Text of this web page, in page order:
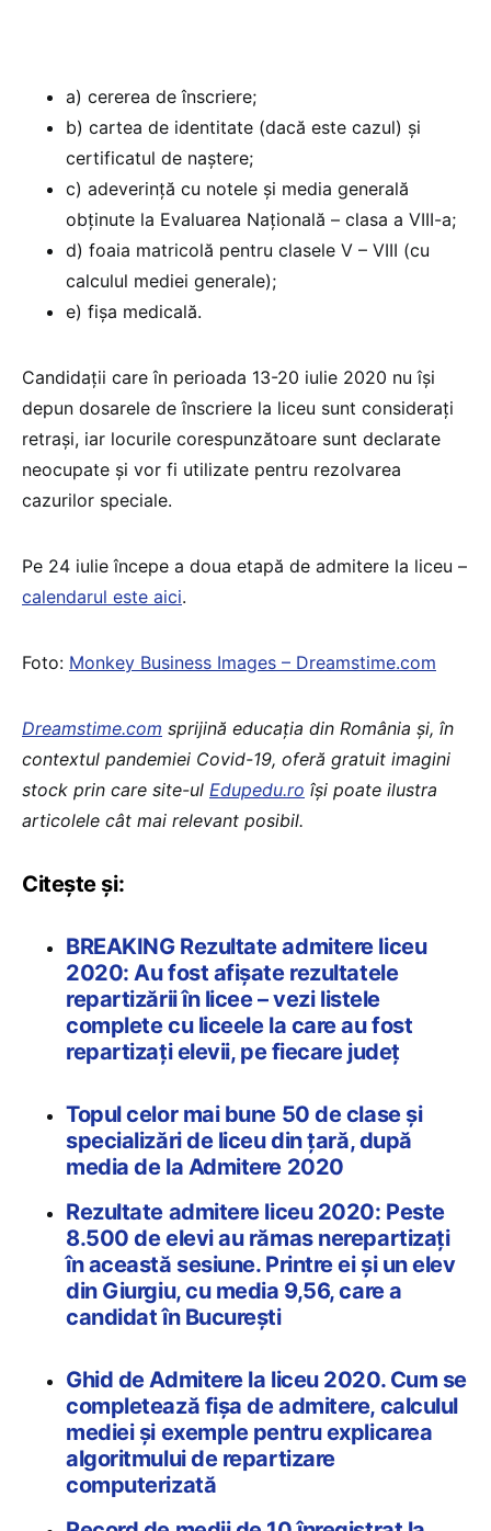
a) cererea de înscriere;
b) cartea de identitate (dacă este cazul) şi
certificatul de naştere;
c) adeverinţă cu notele şi media generală
obţinute la Evaluarea Naţională – clasa a VIII-a;
d) foaia matricolă pentru clasele V – VIII (cu
calculul mediei generale);
e) fişa medicală.
Candidaţii care în perioada 13-20 iulie 2020 nu îşi
depun dosarele de înscriere la liceu sunt consideraţi
retraşi, iar locurile corespunzătoare sunt declarate
neocupate şi vor fi utilizate pentru rezolvarea
cazurilor speciale.
Pe 24 iulie începe a doua etapă de admitere la liceu –
calendarul este aici.
Foto: Monkey Business Images – Dreamstime.com
Dreamstime.com sprijină educaţia din România şi, în
contextul pandemiei Covid-19, oferă gratuit imagini
stock prin care site-ul Edupedu.ro îşi poate ilustra
articolele cât mai relevant posibil.
Citește și:
BREAKING Rezultate admitere liceu
2020: Au fost afișate rezultatele
repartizării în licee – vezi listele
complete cu liceele la care au fost
repartizați elevii, pe fiecare județ
Topul celor mai bune 50 de clase şi
specializări de liceu din ţară, după
media de la Admitere 2020
Rezultate admitere liceu 2020: Peste
8.500 de elevi au rămas nerepartizaţi
în această sesiune. Printre ei şi un elev
din Giurgiu, cu media 9,56, care a
candidat în Bucureşti
Ghid de Admitere la liceu 2020. Cum se
completează fișa de admitere, calculul
mediei și exemple pentru explicarea
algoritmului de repartizare
computerizată